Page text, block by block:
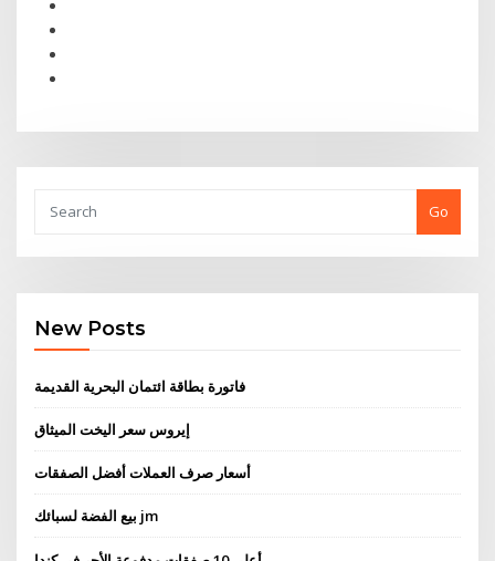
Go
New Posts
فاتورة بطاقة ائتمان البحرية القديمة
إيروس سعر اليخت الميثاق
أسعار صرف العملات أفضل الصفقات
بيع الفضة لسبائك jm